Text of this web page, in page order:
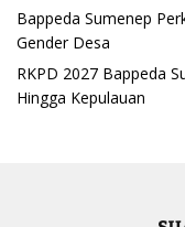
Bappeda Sumenep
Gender Desa
RKPD 2027 Bappeda
Hingga Kepulauan